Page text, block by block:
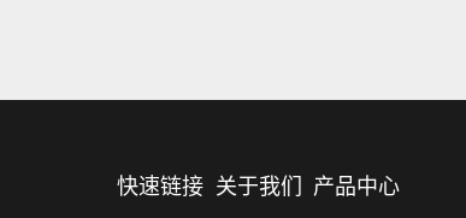
快速链接 关于我们 产品中心